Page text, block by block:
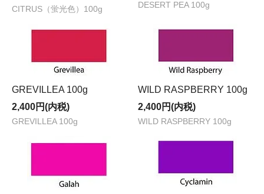
CITRUS（蛍光色）100g DESERT PEA 100g
GREVILLEA 100g
2,400円(内税)
GREVILLEA 100g
WILD RASPBERRY 100g
2,400円(内税)
WILD RASPBERRY 100g